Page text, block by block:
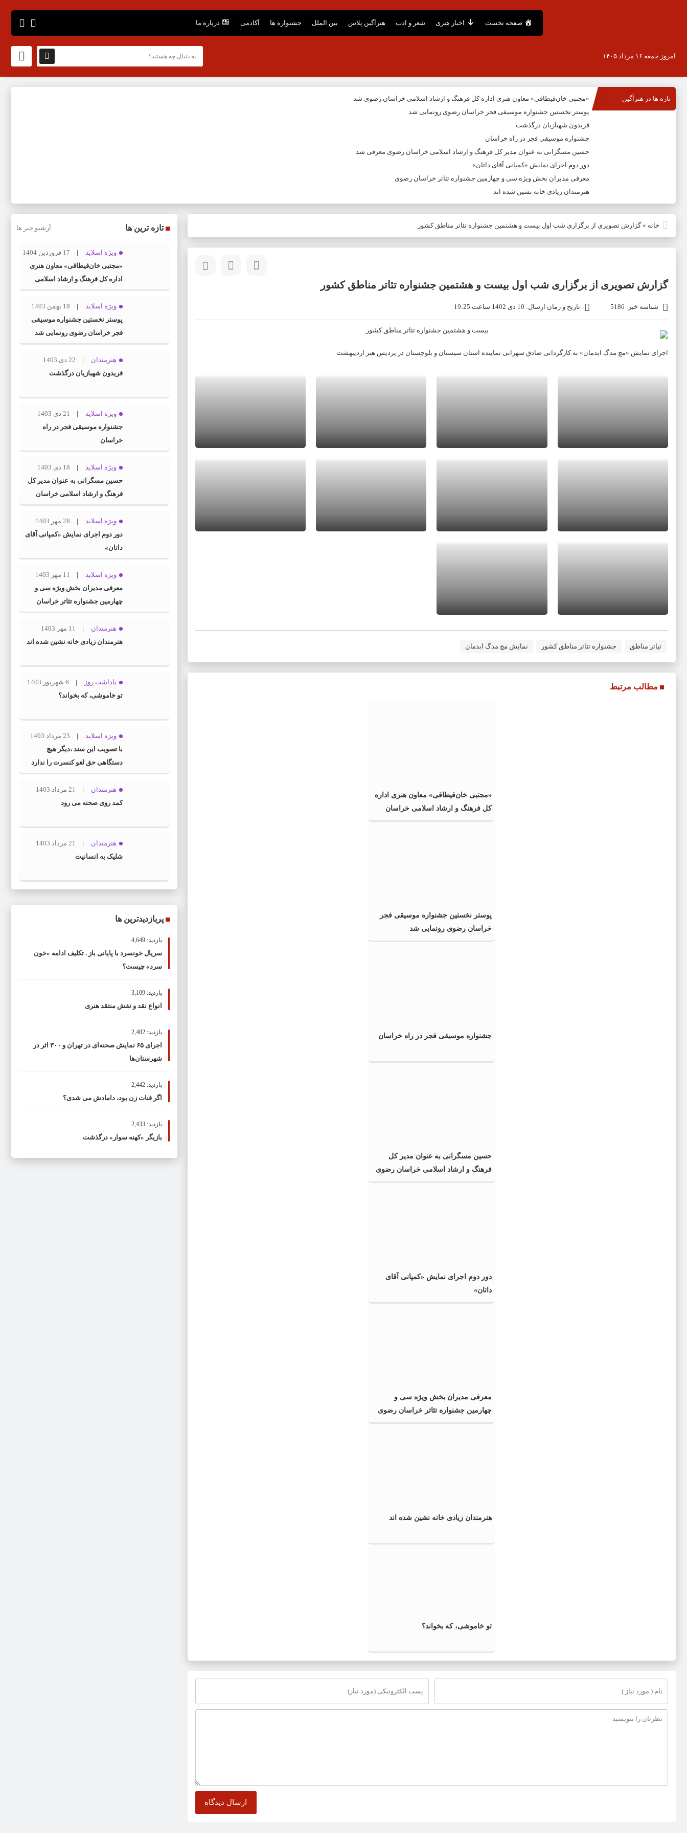
صفحه نخست اخبار هنری شعر و ادب هنرآگین پلاس بین الملل جشنواره ها آکادمی درباره ما
امروز جمعه ۱۶ مرداد ۱۴۰۵
تازه ها در هنرآگین
«مجتبی خان‌قیطاقی» معاون هنری اداره کل فرهنگ و ارشاد اسلامی خراسان رضوی شد
پوستر نخستین جشنواره موسیقی فجر خراسان رضوی رونمایی شد
فریدون شهبازیان درگذشت
جشنواره موسیقی فجر در راه خراسان
حسین مسگرانی به عنوان مدیر کل فرهنگ و ارشاد اسلامی خراسان رضوی معرفی شد
دور دوم اجرای نمایش «کمپانی آقای داتان»
معرفی مدیران بخش ویژه سی و چهارمین جشنواره تئاتر خراسان رضوی
هنرمندان زیادی خانه نشین شده اند
خانه »گزارش تصویری از برگزاری شب اول بیست و هشتمین جشنواره تئاتر مناطق کشور
گزارش تصویری از برگزاری شب اول بیست و هشتمین جشنواره تئاتر مناطق کشور
شناسه خبر: 5186 تاریخ و زمان ارسال: 10 دی 1402 ساعت 19:25
اجرای نمایش «مچ مدگ ابدمان» به کارگردانی صادق سهرابی نماینده استان سیستان و بلوچستان در پردیس هنر اردیبهشت
تیاتر مناطق جشنواره تئاتر مناطق کشور نمایش مچ مدگ ابدمان
مطالب مرتبط
«مجتبی خان‌قیطاقی» معاون هنری اداره
کل فرهنگ و ارشاد اسلامی خراسان
رضوی شد
پوستر نخستین جشنواره موسیقی فجر
خراسان رضوی رونمایی شد
جشنواره موسیقی فجر در راه خراسان
حسین مسگرانی به عنوان مدیر کل
فرهنگ و ارشاد اسلامی خراسان رضوی
معرفی شد
دور دوم اجرای نمایش «کمپانی آقای
داتان»
معرفی مدیران بخش ویژه سی و
چهارمین جشنواره تئاتر خراسان رضوی
هنرمندان زیادی خانه نشین شده اند
تو خاموشی، که بخواند؟
تازه ترین ها آرشیو خبر ها
ویژه اسلاید
17 فروردین 1404
«مجتبی خان‌قیطاقی» معاون هنری
اداره کل فرهنگ و ارشاد اسلامی
خراسان رضوی شد
ویژه اسلاید
18 بهمن 1403
پوستر نخستین جشنواره موسیقی
فجر خراسان رضوی رونمایی شد
هنرمندان
22 دی 1403
فریدون شهبازیان درگذشت
ویژه اسلاید
21 دی 1403
جشنواره موسیقی فجر در راه
خراسان
ویژه اسلاید
18 دی 1403
حسین مسگرانی به عنوان مدیر کل
فرهنگ و ارشاد اسلامی خراسان
رضوی معرفی شد
ویژه اسلاید
28 مهر 1403
دور دوم اجرای نمایش «کمپانی آقای
داتان»
ویژه اسلاید
11 مهر 1403
معرفی مدیران بخش ویژه سی و
چهارمین جشنواره تئاتر خراسان
رضوی
هنرمندان
11 مهر 1403
هنرمندان زیادی خانه نشین شده اند
یاداشت روز
6 شهریور 1403
تو خاموشی، که بخواند؟
ویژه اسلاید
23 مرداد 1403
با تصویب این سند ،دیگر هیچ
دستگاهی حق لغو کنسرت را ندارد
هنرمندان
21 مرداد 1403
کمد روی صحنه می رود
هنرمندان
21 مرداد 1403
شلیک به انسانیت
پربازدیدترین ها
بازدید: 4,649
سریال خونسرد با پایانی باز . تکلیف ادامه «خون
سرد» چیست؟
بازدید: 3,109
انواع نقد و نقش منتقد هنری
بازدید: 2,482
اجرای ۶۵ نمایش صحنه‌ای در تهران و ۳۰۰ اثر در
شهرستان‌ها
بازدید: 2,442
اگر قنات زن بود، دامادش می شدی؟
بازدید: 2,433
بازیگر «کهنه سوار» درگذشت